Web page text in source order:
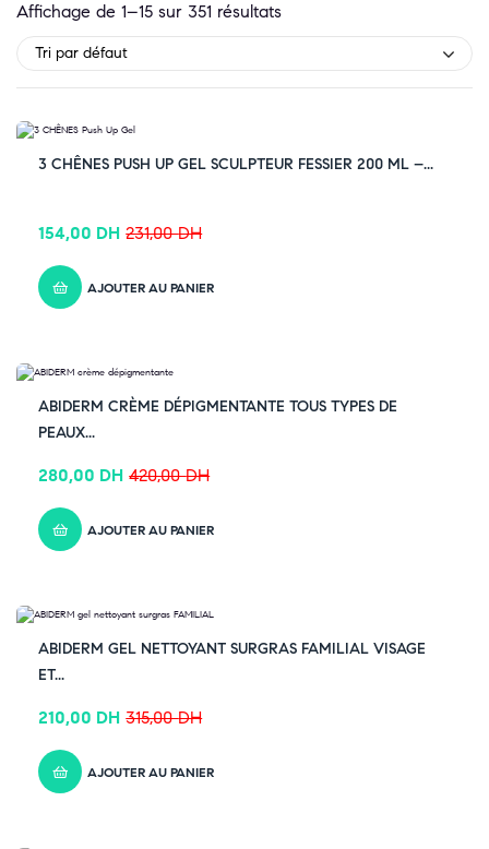
Affichage de 1–15 sur 351 résultats
Tri par défaut
-33% OFF
3 CHÊNES PUSH UP GEL SCULPTEUR FESSIER 200 ML –...
231,00DH
154,00 DH
AJOUTER AU PANIER
ABIDERM CRÈME DÉPIGMENTANTE TOUS TYPES DE
PEAUX...
420,00DH
280,00 DH
AJOUTER AU PANIER
ABIDERM GEL NETTOYANT SURGRAS FAMILIAL VISAGE
ET...
315,00DH
210,00 DH
AJOUTER AU PANIER